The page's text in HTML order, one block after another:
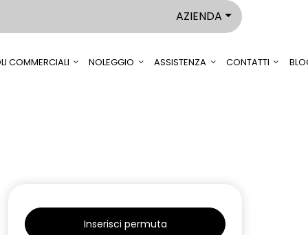
AZIENDA
COMMERCIALI NOLEGGIO ASSISTENZA CONTATTI
Inserisci permuta